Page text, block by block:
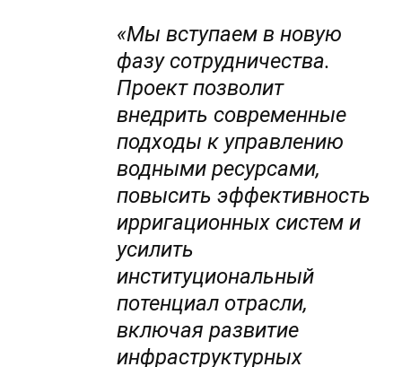
«Мы вступаем в новую
фазу сотрудничества.
Проект позволит
внедрить современные
подходы к управлению
водными ресурсами,
повысить эффективность
ирригационных систем и
усилить
институциональный
потенциал отрасли,
включая развитие
инфраструктурных